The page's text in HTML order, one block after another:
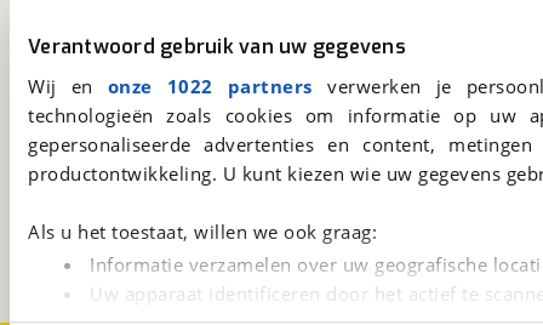
Verantwoord gebruik van uw gegevens
Wij en onze 1022 partners verwerken je
technologieën zoals cookies om informatie op
gepersonaliseerde advertenties en content,
productontwikkeling. U kunt kiezen wie uw gegevens
Als u het toestaat, willen we ook graag:
Informatie verzamelen over uw geografische
Uw apparaat identificeren door het actief te
viaBOVAG.nl
BOVAG
Altijd het meest recente aanbod bij de hand.